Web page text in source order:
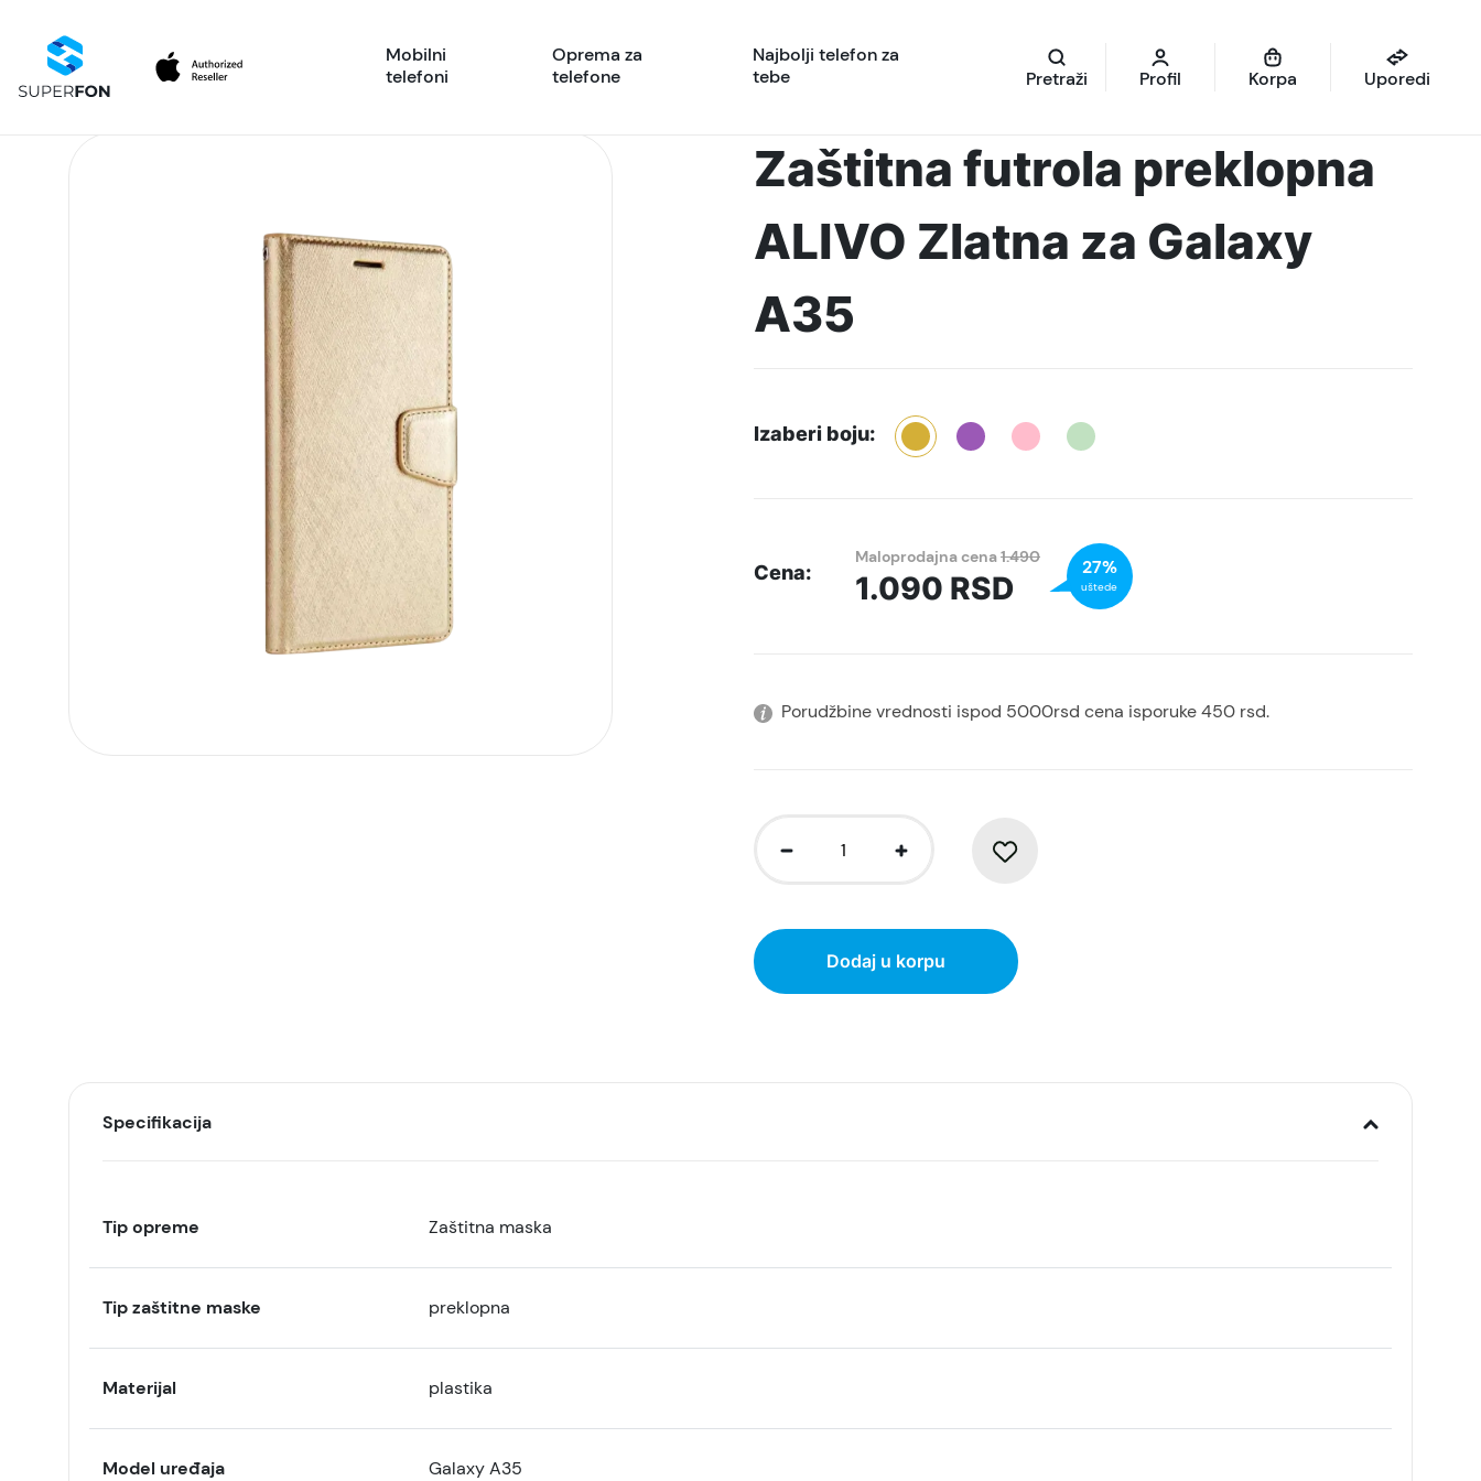
Mobilni
telefoni
Oprema za
telefone
Najbolji telefon za
tebe
Pretraži Profil Korpa Uporedi
Zaštitna futrola preklopna
ALIVO Zlatna za Galaxy
A35
Izaberi boju:
Cena:
Maloprodajna cena1.490
1.090 RSD
27%
uštede
Porudžbine vrednosti ispod 5000rsd cena isporuke 450 rsd.
Dodaj u korpu
Specifikacija
Tip opreme Zaštitna maska
Tip zaštitne maske preklopna
Materijal plastika
Model uređaja Galaxy A35